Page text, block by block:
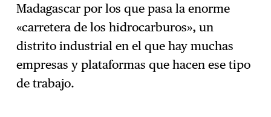
Madagascar por los que pasa la enorme
«carretera de los hidrocarburos», un
distrito industrial en el que hay muchas
empresas y plataformas que hacen ese tipo
de trabajo.